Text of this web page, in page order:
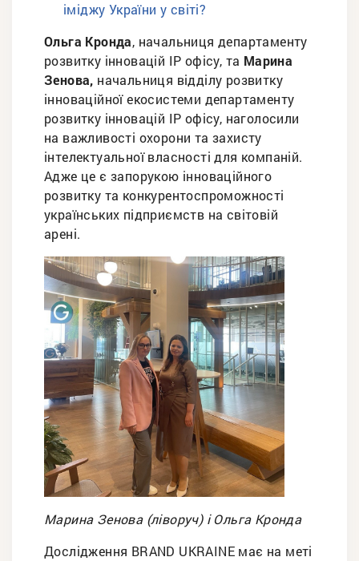
іміджу України у світі?
Ольга Кронда, начальниця департаменту
розвитку інновацій ІР офісу, та Марина
Зенова, начальниця відділу розвитку
інноваційної екосистеми департаменту
розвитку інновацій IP офісу, наголосили
на важливості охорони та захисту
інтелектуальної власності для компаній.
Адже це є запорукою інноваційного
розвитку та конкурентоспроможності
українських підприємств на світовій
арені.
Марина Зенова (ліворуч) і Ольга Кронда
Дослідження BRAND UKRAINE має на меті